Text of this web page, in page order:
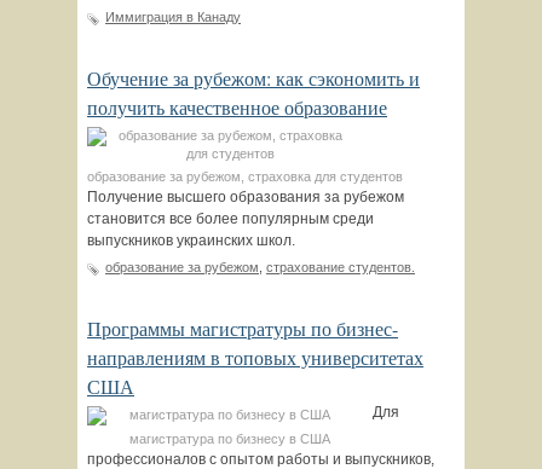
Иммиграция в Канаду
Обучение за рубежом: как сэкономить и
получить качественное образование
образование за рубежом, страховка для студентов
Получение высшего образования за рубежом
становится все более популярным среди
выпускников украинских школ.
образование за рубежом страхование студентов.
Программы магистратуры по бизнес-
направлениям в топовых университетах
США
магистратура по бизнесу в США
Для
профессионалов с опытом работы и выпускников,